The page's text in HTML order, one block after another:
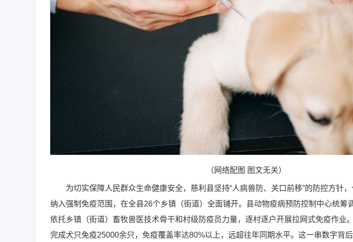
（网络配图 图文无关）
为切实保障人民群众生命健康安全，慈利县坚持“人病兽防、关口前移”的防控方针
纳入强制免疫范围，在全县26个乡镇（街道）全面铺开。县动物疫病预防控制中心统筹
依托乡镇（街道）畜牧兽医技术骨干和村级防疫员力量，逐村逐户开展拉网式免疫作业
完成犬只免疫25000余只，免疫覆盖率达80%以上，远超往年同期水平。这一串数字背